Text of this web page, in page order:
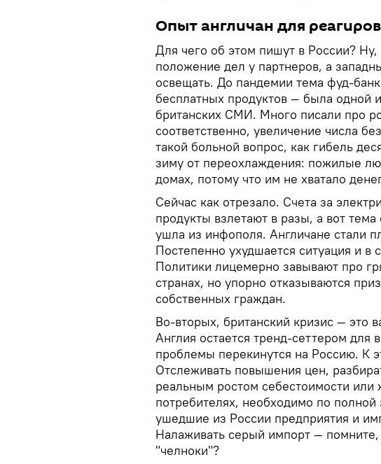
Опыт англичан для
Для чего об этом пишут в России?
положение дел у партнеров, а
освещать. До пандемии тема фуд-
бесплатных продуктов — была одной
британских СМИ. Много писали про
соответственно, увеличение числа
такой больной вопрос, как гибель
зиму от переохлаждения: пожилые
домах, потому что им не хватало
Сейчас как отрезало. Счета за
продукты взлетают в разы, а вот
ушла из инфополя. Англичане стали
Постепенно ухудшается ситуация и в
Политики лицемерно завывают про
странах, но упорно отказываются
собственных граждан.
Во-вторых, британский кризис — это
Англия остается тренд-сеттером для
проблемы перекинутся на Россию. К
Отслеживать повышения цен,
реальным ростом себестоимости или
потребителях, необходимо по
ушедшие из России предприятия и
Налаживать серый импорт — помните,
"челноки"?